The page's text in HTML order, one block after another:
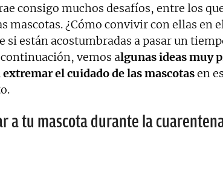
consigo muchos desafíos, entre los
mascotas. ¿Cómo convivir con ellas en
si están acostumbradas a pasar un
vemos algunas ideas muy
el cuidado de las mascotasen
a tu mascota durante la